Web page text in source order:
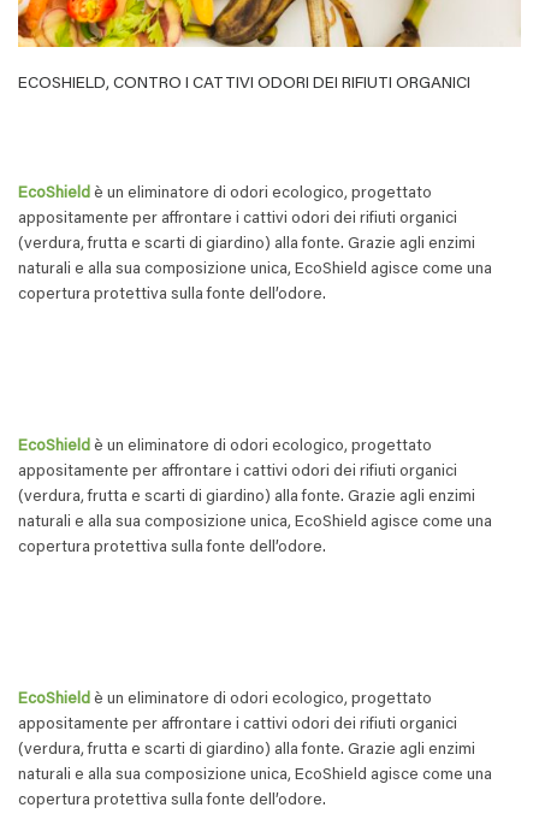
ECOSHIELD, CONTRO I CATTIVI ODORI DEI RIFIUTI ORGANICI
EcoShield è un eliminatore di odori ecologico, progettato
appositamente per affrontare i cattivi odori dei rifiuti organici
(verdura, frutta e scarti di giardino) alla fonte. Grazie agli enzimi
naturali e alla sua composizione unica, EcoShield agisce come una
copertura protettiva sulla fonte dell’odore.
EcoShield è un eliminatore di odori ecologico, progettato
appositamente per affrontare i cattivi odori dei rifiuti organici
(verdura, frutta e scarti di giardino) alla fonte. Grazie agli enzimi
naturali e alla sua composizione unica, EcoShield agisce come una
copertura protettiva sulla fonte dell’odore.
EcoShield è un eliminatore di odori ecologico, progettato
appositamente per affrontare i cattivi odori dei rifiuti organici
(verdura, frutta e scarti di giardino) alla fonte. Grazie agli enzimi
naturali e alla sua composizione unica, EcoShield agisce come una
copertura protettiva sulla fonte dell’odore.